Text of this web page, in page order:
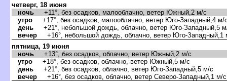
четверг, 18 июня
ночь +11°, без осадков, малооблачно, ветер Южный,2 м/с
утро +17°, без осадков, малооблачно, ветер Юго-Западный,4 м/
день +21°, небольшой дождь, облачно, ветер Юго-Западный,5
ечер +16°, небольшой дождь, облачно, ветер Юго-Западный,1
пятница, 19 июня
ночь +13°, без осадков, облачно, ветер Южный,2 м/с
утро +18°, без осадков, облачно, ветер Южный,5 м/с
день +21°, без осадков, облачно, ветер Юго-Западный,5 м/с
ечер +16°, без осадков, облачно, ветер Северо-Западный,1 м/с